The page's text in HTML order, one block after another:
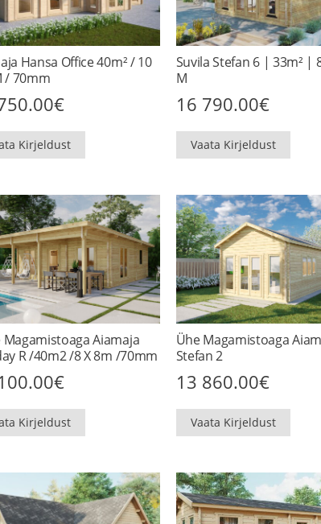
Hansa Office 40m² / 10
/ 70mm
€
Kirjeldust
Suvila Stefan 6 | 33m² |
M
16 790.00€
Vaata Kirjeldust
Magamistoaga Aiamaja
R /40m2 /8 X 8m /70mm
€
Kirjeldust
Ühe Magamistoaga
Stefan 2
13 860.00€
Vaata Kirjeldust